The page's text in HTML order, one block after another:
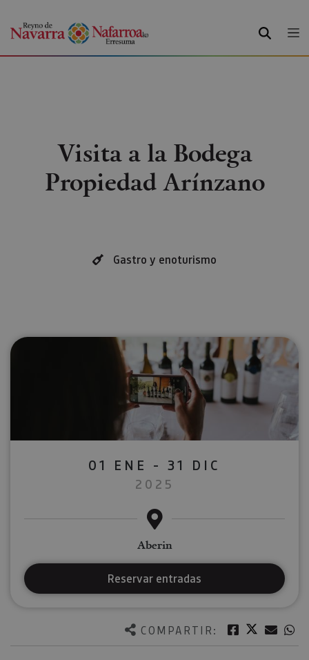
BUSCAR
Visita a la Bodega
Propiedad Arínzano
Gastro y enoturismo
COMPARTIR: Facebook
Twitter
01 ENE - 31 DIC
2025
Aberin
Reservar entradas